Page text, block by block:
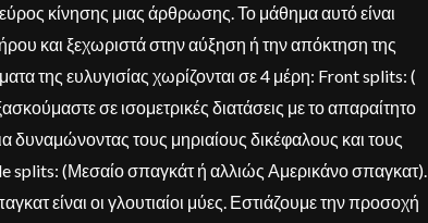
κίνησης μιας άρθρωσης. Το μάθημα αυτό είναι
και ξεχωριστά στην αύξηση ή την απόκτηση της
της ευλυγισίας χωρίζονται σε 4 μέρη: Front splits: (
σε ισομετρικές διατάσεις με το απαραίτητο
δυναμώνοντας τους μηριαίους δικέφαλους και τους
(Μεσαίο σπαγκάτ ή αλλιώς Αμερικάνο σπαγκατ).
είναι οι γλουτιαίοι μύες. Εστιάζουμε την προσοχή